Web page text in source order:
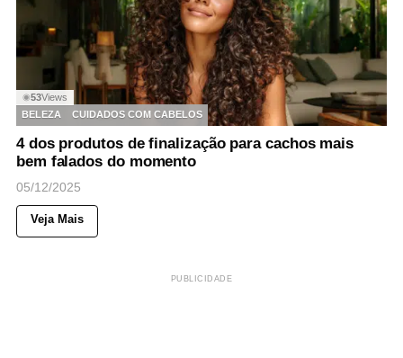
◉53Views
BELEZA
CUIDADOS COM CABELOS
4 dos produtos de finalização para cachos mais
bem falados do momento
05/12/2025
Veja Mais
PUBLICIDADE